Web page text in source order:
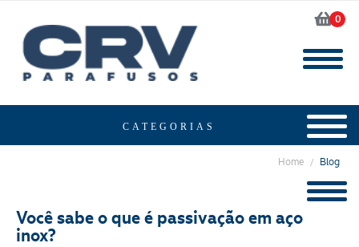
0
Home / Blog
Você sabe o que é passivação em aço
inox?